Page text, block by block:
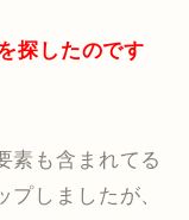
探したのです
素も含まれてる
しましたが、